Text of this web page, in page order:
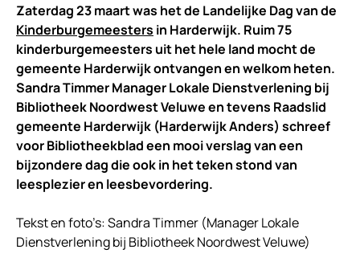
Zaterdag 23 maart was het de Landelijke Dag van de
Kinderburgemeesters in Harderwijk. Ruim 75
kinderburgemeesters uit het hele land mocht de
gemeente Harderwijk ontvangen en welkom heten.
Sandra Timmer Manager Lokale Dienstverlening bij
Bibliotheek Noordwest Veluwe en tevens Raadslid
gemeente Harderwijk (Harderwijk Anders) schreef
voor Bibliotheekblad een mooi verslag van een
bijzondere dag die ook in het teken stond van
leesplezier en leesbevordering.
Tekst en foto’s: Sandra Timmer (Manager Lokale
Dienstverlening bij Bibliotheek Noordwest Veluwe)